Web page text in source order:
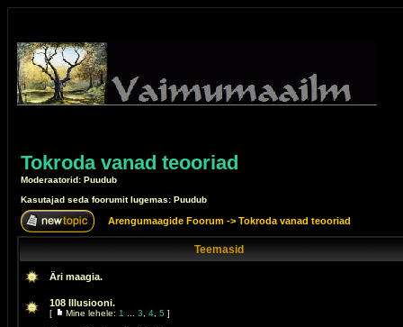
Tokroda vanad teooriad
Moderaatorid: Puudub
Kasutajad seda foorumit lugemas: Puudub
Arengumaagide Foorum -> Tokroda vanad teooriad
Teemasid
Äri maagia.
108 Illusiooni.
[ Mine lehele: 1 3 4 5 ]